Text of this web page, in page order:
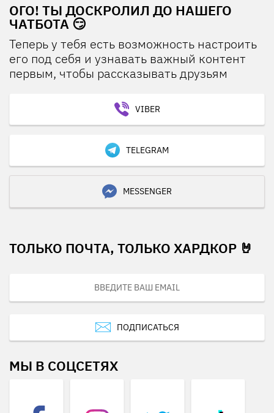
ОГО! ТЫ ДОСКРОЛИЛ ДО НАШЕГО
ЧАТБОТА 😏
Теперь у тебя есть возможность настроить
его под себя и узнавать важный контент
первым, чтобы рассказывать друзьям
VIBER
TELEGRAM
MESSENGER
ТОЛЬКО ПОЧТА, ТОЛЬКО ХАРДКОР 🤘
ПОДПИСАТЬСЯ
МЫ В СОЦСЕТЯХ